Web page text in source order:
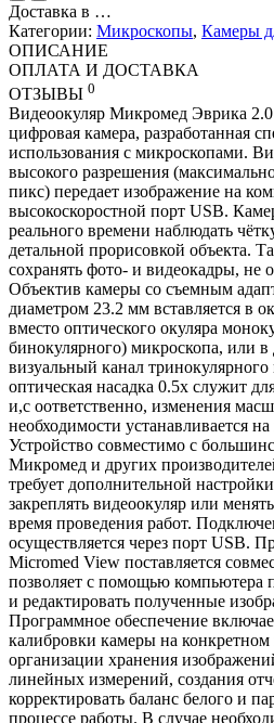
Доставка в …
Категории: Микроскопы, Камеры
ОПИСАНИЕ
ОПЛАТА И ДОСТАВКА
ОТЗЫВЫ 0
Видеоокуляр Микромед Эврика 2.0
цифровая камера, разработанная
использования с микроскопами.
высокого разрешения
пикс) передает изображение на
высокоскоростной порт USB.
реального времени наблюдать
детальной прорисовкой объекта.
сохранять фото- и видеокадры, не
Объектив камеры со съемным
диаметром 23.2 мм вставляется в
вместо оптического окуляра
бинокулярного) микроскопа, или
визуальный канал
оптическая насадка 0.5х служит
и,с оответственно, изменения
необходимости устанавливается
Устройство совместимо с
Микромед и других
требует дополнительной
закреплять видеоокуляр или
время проведения работ.
осуществляется через порт USB.
Micromed View поставляется
позволяет с помощью компьютера
и редактировать полученные
Программное обеспечение
калибровки камеры на
организации хранения
линейных измерений, создания
корректировать баланс белого и
процессе работы. В случае